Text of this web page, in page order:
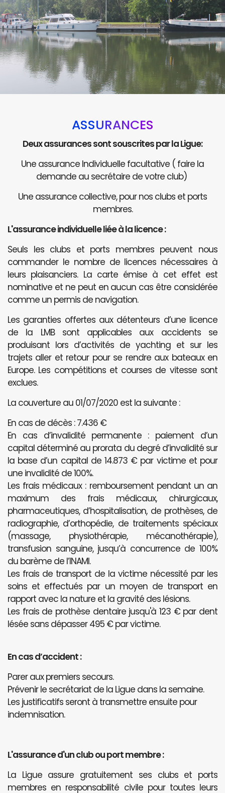
ASSURANCES
Deux assurances sont souscrites par la Ligue:
Une assurance Individuelle facultative ( faire la
demande au secrétaire de votre club)
Une assurance collective, pour nos clubs et ports
membres.
L'assurance individuelle liée à la licence :
Seuls les clubs et ports membres peuvent nous
commander le nombre de licences nécessaires à
leurs plaisanciers. La carte émise à cet effet est
nominative et ne peut en aucun cas être considérée
comme un permis de navigation.
Les garanties offertes aux détenteurs d’une licence
de la LMB sont applicables aux accidents se
produisant lors d’activités de yachting et sur les
trajets aller et retour pour se rendre aux bateaux en
Europe. Les compétitions et courses de vitesse sont
exclues.
La couverture au 01/07/2020 est la suivante :
En cas de décès : 7.436 €
En cas d’invalidité permanente : paiement d’un
capital déterminé au prorata du degré d’invalidité sur
la base d’un capital de 14.873 € par victime et pour
une invalidité de 100%.
Les frais médicaux : remboursement pendant un an
maximum des frais médicaux, chirurgicaux,
pharmaceutiques, d’hospitalisation, de prothèses, de
radiographie, d’orthopédie, de traitements spéciaux
(massage, physiothérapie, mécanothérapie),
transfusion sanguine, jusqu’à concurrence de 100%
du barème de l’INAMI.
Les frais de transport de la victime nécessité par les
soins et effectués par un moyen de transport en
rapport avec la nature et la gravité des lésions.
Les frais de prothèse dentaire jusqu'à 123 € par dent
lésée sans dépasser 495 € par victime.
En cas d’accident :
Parer aux premiers secours.
Prévenir le secrétariat de la Ligue dans la semaine.
Les justificatifs seront à transmettre ensuite pour
indemnisation.
L'assurance d'un club ou port membre :
La Ligue assure gratuitement ses clubs et ports
membres en responsabilité civile pour toutes leurs